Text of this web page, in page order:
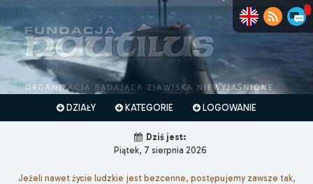
DZIAŁY KATEGORIE LOGOWANIE
Dziś jest:
Piątek, 7 sierpnia 2026
Jeżeli nawet życie ludzkie jest bezcenne, postępujemy zawsze tak,